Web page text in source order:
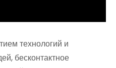
технологий и
бесконтактное